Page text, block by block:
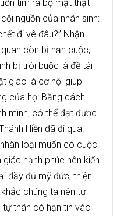
tìm ra bộ mặt thật
nguồn của nhân sinh:
đi vê đâu?” Nhận
còn bị hạn cuộc,
bị trói buộc là đề tài
giáo là cơ hội giúp
của họ: Bằng cách
mình, có thể đạt được
Hiền đã đi qua.
loại muốn có cuộc
hạnh phúc nên kiến
đầy đủ mỹ đức, thiện
chúng ta nên tự
tự thân có hạn tin vào